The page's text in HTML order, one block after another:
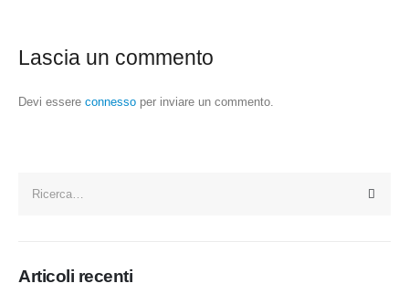
Lascia un commento
Devi essere connesso per inviare un commento.
Articoli recenti